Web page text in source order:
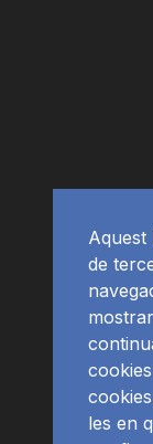
Aquest
de
les en